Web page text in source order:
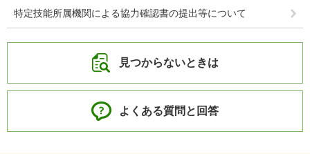
特定技能所属機関による協力確認書の提出等について
見つからないときは
よくある質問と回答